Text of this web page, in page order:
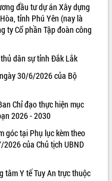
đầu tư dự án Xây dựng
tỉnh Phú Yên (nay là
ty Cổ phần Tập đoàn công
dân sự tỉnh Đắk Lắk
30/6/2026 của Bộ
Chỉ đạo thực hiện mục
2026 - 2030
góc tại Phụ lục kèm theo
của Chủ tịch UBND
tâm Y tế Tuy An trực thuộc